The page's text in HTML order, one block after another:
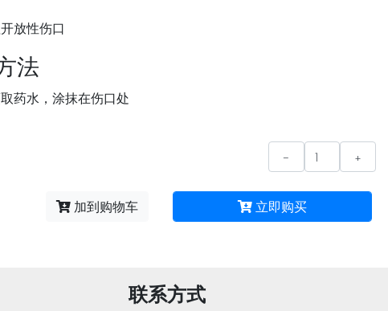
放性伤口
法
药水，涂抹在伤口处
- +
加到购物车 立即购买
联系方式